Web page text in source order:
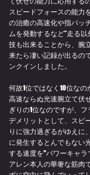
スピードフォースの能力
の治癒の高速化や指パッ
ムを発動するなど”走る
技も出来ることから、腕
来たら凄い記録が出るの
ンクインしました。
何故1位ではなく10位なの
高速ならぬ光速腕立て伏
ぎりの1位なのですが、
デメリットとして、スピ
りに強力過ぎるがゆえに
に発生するとんでもない
する速度を"パワーキャラ
アレン本人の華奢な筋肉